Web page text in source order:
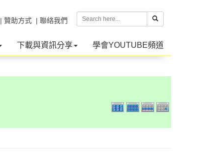
| 聯絡我們
| 贊助方式
下載與資訊分享 學會YOUTUBE頻道